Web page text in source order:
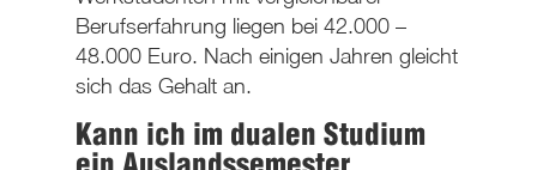
Berufserfahrung liegen bei 42.000 –
48.000 Euro. Nach einigen Jahren gleicht
sich das Gehalt an.
Kann ich im dualen Studium